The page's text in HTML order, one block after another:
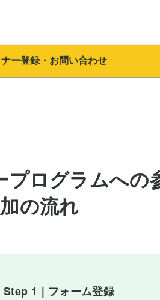
ー登録・お問い合わせ
プログラムへの
加の流れ
Step 1｜フォーム登録